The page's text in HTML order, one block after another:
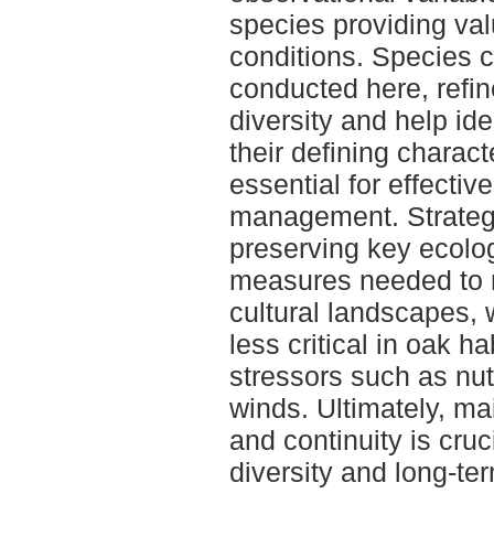
species providing
conditions. Species
conducted here,
diversity and help
their defining
essential for
management.
preserving key
measures needed
cultural landscapes,
less critical in oak
stressors such as
winds. Ultimately,
and continuity is
diversity and long-